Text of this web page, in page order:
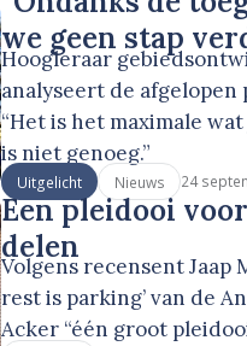
we geen stap
Hoogleraar
analyseert de
“Het is het maximale
is niet genoeg.”
Uitgelicht Nieuws 24
Een pleidooi
delen
Volgens recensent Jaap
rest is parking’ van de
Acker “één groot